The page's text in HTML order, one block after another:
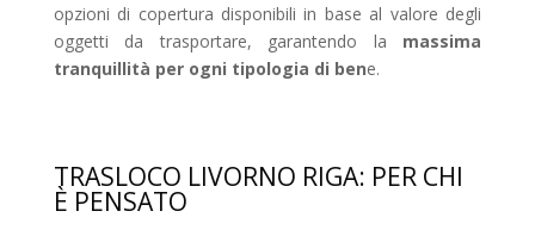
opzioni di copertura disponibili in base al valore degli
oggetti da trasportare, garantendo la massima
tranquillità per ogni tipologia di bene.
TRASLOCO LIVORNO RIGA: PER CHI
È PENSATO